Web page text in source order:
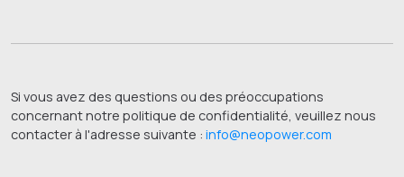
Si vous avez des questions ou des préoccupations
concernant notre politique de confidentialité, veuillez nous
contacter à l'adresse suivante : info@neopower.com